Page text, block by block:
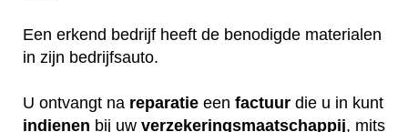
Een erkend bedrijf heeft de benodigde materialen
in zijn bedrijfsauto.
U ontvangt na reparatie een factuur die u in kunt
indienen bij uw verzekeringsmaatschappij, mits